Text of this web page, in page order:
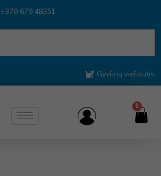
+370 679 48351
Gyvūnų viešbutis
0